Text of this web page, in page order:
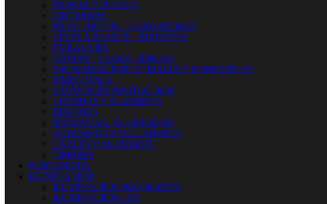
PRODUCTOS CELO
LINTERNAS
PILAS - BOTON - CARGADORES
CINTA AISLANTE - BURLETES
EMBALAJES
GRAPAS - TACOS - BRIDAS
ESCALERAS INDUSTRIALES Y DOMESTICAS
SIMON RACK
ZAPATOS DE PROTECCION
CUERDAS Y ALAMBRES
BUZONES
PERSIANAS - ACCESORIOS
ADHESIVOS Y SELLADORES
CABLES Y ALAMBRES
TIMBRES
FONTANERIA
ILUMINACION
ILUMINACION DECORATIVA
ILUMINACIÓN LED